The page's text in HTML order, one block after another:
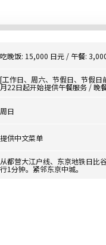
吃晚饭: 15,000 日元 / 午餐:
[工作日、周六、节假日、节假
月22日起开始提供午餐服务 / 晚
周日
提供中文菜单
从都营大江户线、东京地铁日
行1分钟。紧邻东京中城。